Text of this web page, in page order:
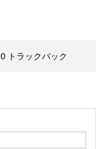
0 トラックバック